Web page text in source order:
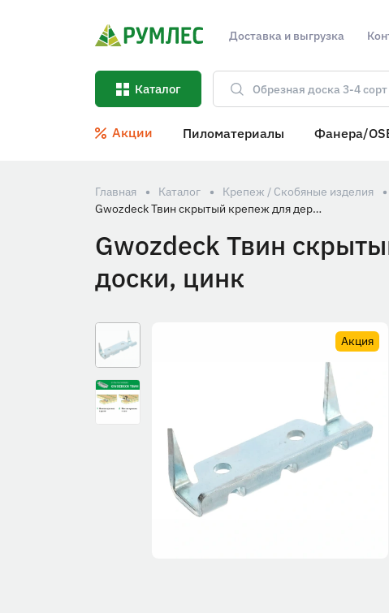
Доставка и выгрузка
Каталог
Акции Пиломатериалы Фанера/
Главная Каталог Крепеж / Скобяные изделия
Gwozdeck Твин скрытый крепеж для деревянных фасадов и террасной доски, цинк
Gwozdeck Твин
доски, цинк
Акция